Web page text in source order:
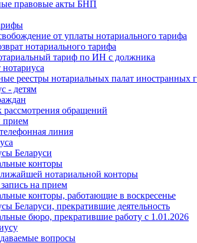
правовые акты БНП
от уплаты нотариального тарифа
нотариального тарифа
тариф по ИН с должника
реестры нотариальных палат иностранных
- детям
рассмотрения обращений
линия
Беларуси
конторы
нотариальной конторы
на прием
конторы, работающие в воскресенье
Беларуси, прекратившие деятельность
бюро, прекратившие работу с 1.01.2026
вопросы